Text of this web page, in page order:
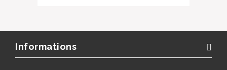
Informations